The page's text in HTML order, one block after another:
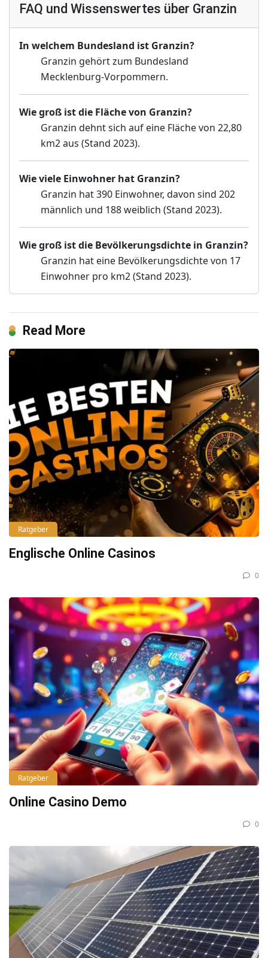
FAQ und Wissenswertes über Granzin
In welchem Bundesland ist Granzin?
Granzin gehört zum Bundesland
Mecklenburg-Vorpommern.
Wie groß ist die Fläche von Granzin?
Granzin dehnt sich auf eine Fläche von 22,80
km2 aus (Stand 2023).
Wie viele Einwohner hat Granzin?
Granzin hat 390 Einwohner, davon sind 202
männlich und 188 weiblich (Stand 2023).
Wie groß ist die Bevölkerungsdichte in Granzin?
Granzin hat eine Bevölkerungsdichte von 17
Einwohner pro km2 (Stand 2023).
Read More
Ratgeber
Englische Online Casinos
0
Ratgeber
Online Casino Demo
0